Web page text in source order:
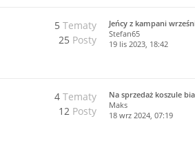
5 Tematy
25 Posty
Jeńcy z kampani
Stefan65
19 lis 2023, 18:42
4 Tematy
12 Posty
Na sprzedaż koszule
Maks
18 wrz 2024, 07:19